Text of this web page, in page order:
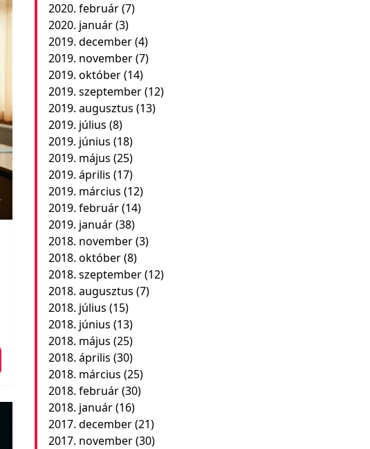
2020. február(7)
2020. január(3)
2019. december(4)
2019. november(7)
2019. október(14)
2019. szeptember(12)
2019. augusztus (13)
2019. július (8)
2019. június (18)
2019. május (25)
2019. április (17)
2019. március (12)
2019. február(14)
2019. január(38)
2018. november(3)
2018. október(8)
2018. szeptember(12)
2018. augusztus (7)
2018. július (15)
2018. június (13)
2018. május (25)
2018. április (30)
2018. március (25)
2018. február(30)
2018. január(16)
2017. december(21)
2017. november(30)